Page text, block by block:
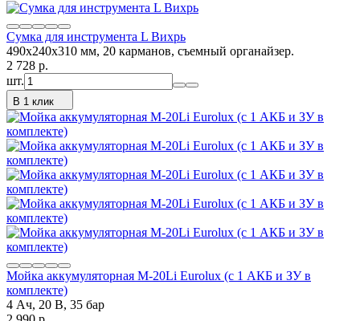
Сумка для инструмента L Вихрь
490х240х310 мм, 20 карманов, съемный органайзер.
2 728 p.
шт.
В 1 клик
Мойка аккумуляторная M-20Li Eurolux (с 1 АКБ и ЗУ в
комплекте)
4 Ач, 20 В, 35 бар